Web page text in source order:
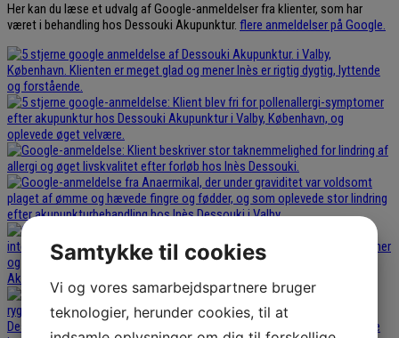
Her kan du læse et udvalg af Google-anmeldelser fra klienter, som har
været i behandling hos Dessouki Akupunktur. flere anmeldelser på Google.
Samtykke til cookies
Vi og vores samarbejdspartnere bruger
teknologier, herunder cookies, til at